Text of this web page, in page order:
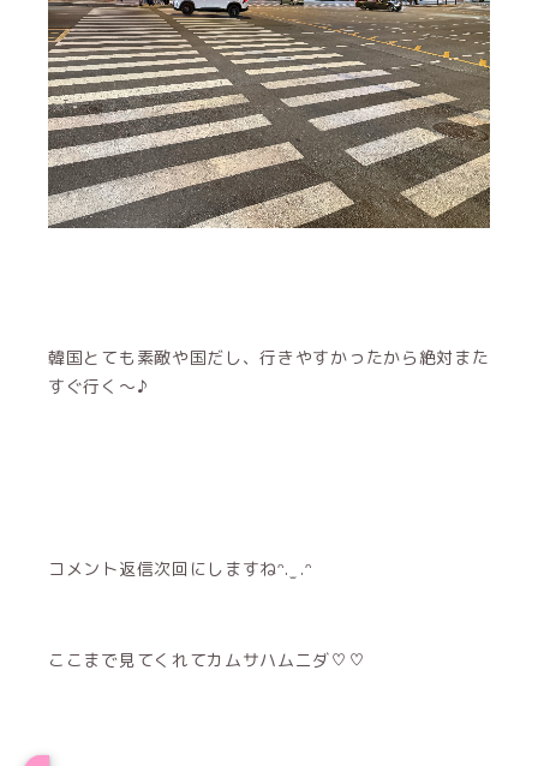
韓国とても素敵や国だし、行きやすかったから絶対また
すぐ行く〜♪
コメント返信次回にしますねᵔ. ̫ .ᵔ
ここまで見てくれてカムサハムニダ♡♡